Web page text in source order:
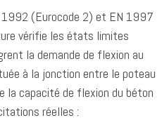
(Eurocode 2) et EN 1997
vérifie les états limites
la demande de flexion au
à la jonction entre le poteau
capacité de flexion du béton
réelles :